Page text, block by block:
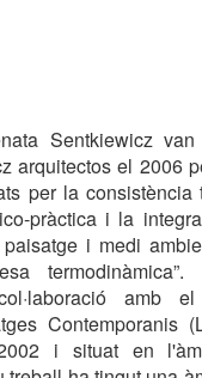
Sentkiewicz
arquitectos el 2006
per la consistència
pràctica i la
i medi
amb
Contemporanis
i situat en